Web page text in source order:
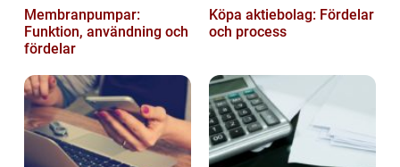
Membranpumpar:
Funktion, användning och
fördelar
Köpa aktiebolag: Fördelar
och process